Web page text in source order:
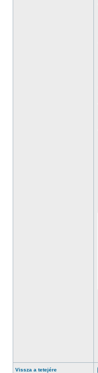
Vissza a tetejére